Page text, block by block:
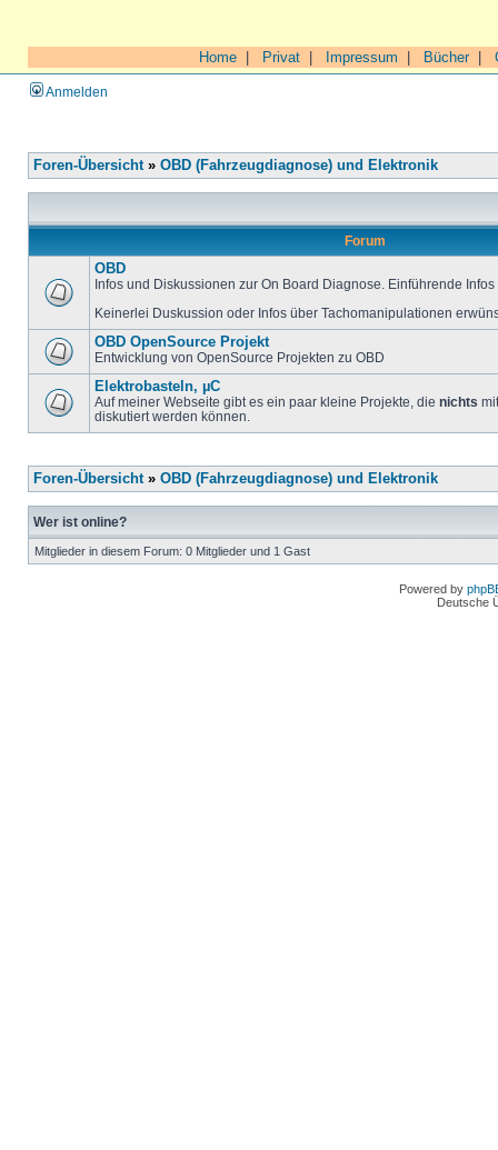
Home Privat Impressum Bücher|
Anmelden
Foren-Übersicht» OBD (Fahrzeugdiagnose) und Elektronik
Forum
OBD
Infos und Diskussionen zur On Board Diagnose. Einführende
Keinerlei Duskussion oder Infos über Tachomanipulationen
OBD OpenSource Projekt
Entwicklung von OpenSource Projekten zu OBD
Elektrobasteln, µC
Auf meiner Webseite gibt es ein paar kleine Projekte, die nichts
diskutiert werden können.
Foren-Übersicht» OBD (Fahrzeugdiagnose) und Elektronik
Wer ist online?
Mitglieder in diesem Forum: 0 Mitglieder und 1 Gast
Powered by
Deutsche